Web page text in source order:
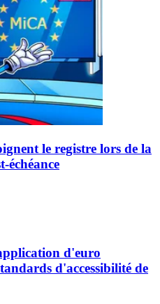
le registre lors de la
échéance
d'euro
d'accessibilité de